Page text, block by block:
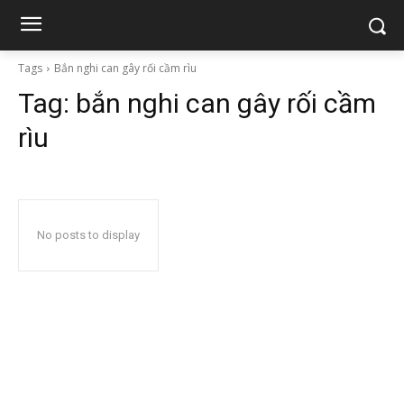
Tags Bắn nghi can gây rối cầm rìu
Tag: bắn nghi can gây rối cầm
rìu
No posts to display